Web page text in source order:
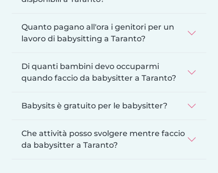
Quanto pagano all'ora i genitori per un
lavoro di babysitting a Taranto?
Di quanti bambini devo occuparmi
quando faccio da babysitter a Taranto?
Babysits è gratuito per le babysitter?
Che attività posso svolgere mentre faccio
da babysitter a Taranto?